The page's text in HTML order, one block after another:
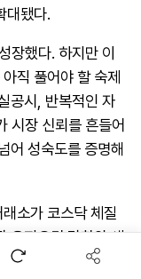
대됐다.
장했다. 하지만 이
직 풀어야 할 숙제
공시, 반복적인 자
시장 신뢰를 흔들어
어 성숙도를 증명해
소가 코스닥 체질
유지요건 강화와 세
방안 등을 잇따라